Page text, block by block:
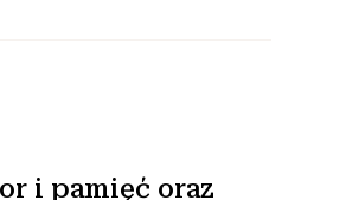
i pamięć oraz